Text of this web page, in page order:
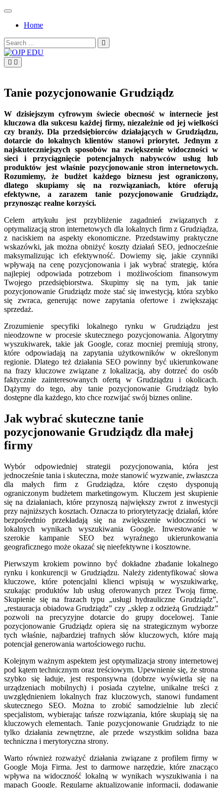
Skip
contentHome
Search
for:
Tanie pozycjonowanie Grudziądz
W dzisiejszym cyfrowym świecie obecność w internecie jest
kluczowa dla sukcesu każdej firmy, niezależnie od jej wielkości
czy branży. Dla przedsiębiorców działających w Grudziądzu,
dotarcie do lokalnych klientów stanowi priorytet. Jednym z
najskuteczniejszych sposobów na zwiększenie widoczności w
sieci i przyciągnięcie potencjalnych nabywców usług lub
produktów jest właśnie pozycjonowanie stron internetowych.
Rozumiemy, że budżet każdego biznesu jest ograniczony,
dlatego skupiamy się na rozwiązaniach, które oferują
efektywne, a zarazem tanie pozycjonowanie Grudziądz,
przynosząc realne korzyści.
Celem artykułu jest przybliżenie zagadnień związanych z
optymalizacją stron internetowych dla lokalnych firm z Grudziądza,
z naciskiem na aspekty ekonomiczne. Przedstawimy praktyczne
wskazówki, jak można obniżyć koszty działań SEO, jednocześnie
maksymalizując ich efektywność. Dowiemy się, jakie czynniki
wpływają na cenę pozycjonowania i jak wybrać strategię, która
najlepiej odpowiada potrzebom i możliwościom finansowym
Twojego przedsiębiorstwa. Skupimy się na tym, jak tanie
pozycjonowanie Grudziądz może stać się inwestycją, która szybko
się zwraca, generując nowe zapytania ofertowe i zwiększając
sprzedaż.
Zrozumienie specyfiki lokalnego rynku w Grudziądzu jest
nieodzowne w procesie skutecznego pozycjonowania. Algorytmy
wyszukiwarek, takie jak Google, coraz mocniej premiują strony,
które odpowiadają na zapytania użytkowników w określonym
regionie. Dlatego też działania SEO powinny być ukierunkowane
na frazy kluczowe związane z lokalizacją, aby dotrzeć do osób
faktycznie zainteresowanych ofertą w Grudziądzu i okolicach.
Dążymy do tego, aby tanie pozycjonowanie Grudziądz było
dostępne dla każdego, kto chce rozwijać swój biznes online.
Jak wybrać skuteczne tanie
pozycjonowanie Grudziądz dla małej
firmy
Wybór odpowiedniej strategii pozycjonowania, która jest
jednocześnie tania i skuteczna, może stanowić wyzwanie, zwłaszcza
dla małych firm z Grudziądza, które często dysponują
ograniczonym budżetem marketingowym. Kluczem jest skupienie
się na działaniach, które przynoszą największy zwrot z inwestycji
przy najniższych kosztach. Oznacza to priorytetyzację działań, które
bezpośrednio przekładają się na zwiększenie widoczności w
lokalnych wynikach wyszukiwania Google. Inwestowanie w
szerokie kampanie SEO bez wyraźnego ukierunkowania
geograficznego może okazać się nieefektywne i kosztowne.
Pierwszym krokiem powinno być dokładne zbadanie lokalnego
rynku i konkurencji w Grudziądzu. Należy zidentyfikować słowa
kluczowe, które potencjalni klienci wpisują w wyszukiwarkę,
szukając produktów lub usług oferowanych przez Twoją firmę.
Skupienie się na frazach typu „usługi hydrauliczne Grudziądz”,
„restauracja obiadowa Grudziądz” czy „sklep z odzieżą Grudziądz”
pozwoli na precyzyjne dotarcie do grupy docelowej. Tanie
pozycjonowanie Grudziądz opiera się na strategicznym wyborze
tych właśnie, najbardziej trafnych słów kluczowych, które mają
potencjał generowania wartościowego ruchu.
Kolejnym ważnym aspektem jest optymalizacja strony internetowej
pod kątem technicznym oraz treściowym. Upewnienie się, że strona
szybko się ładuje, jest responsywna (dobrze wyświetla się na
urządzeniach mobilnych) i posiada czytelne, unikalne treści z
uwzględnieniem lokalnych fraz kluczowych, stanowi fundament
skutecznego SEO. Można to zrobić samodzielnie lub zlecić
specjalistom, wybierając tańsze rozwiązania, które skupiają się na
kluczowych elementach. Tanie pozycjonowanie Grudziądz to nie
tylko działania zewnętrzne, ale przede wszystkim solidna baza
techniczna i merytoryczna strony.
Warto również rozważyć działania związane z profilem firmy w
Google Moja Firma. Jest to darmowe narzędzie, które znacząco
wpływa na widoczność lokalną w wynikach wyszukiwania i na
mapach Google. Regularne aktualizowanie informacji, dodawanie